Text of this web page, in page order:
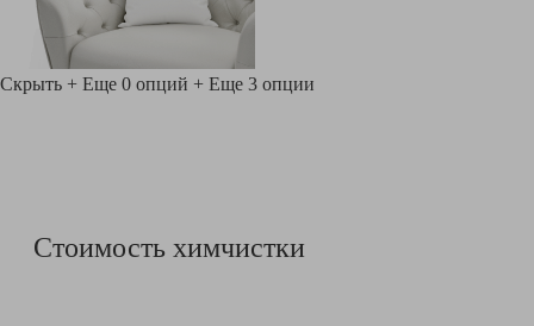
Скрыть + Еще 0 опций + Еще 3 опции
Стоимость химчистки